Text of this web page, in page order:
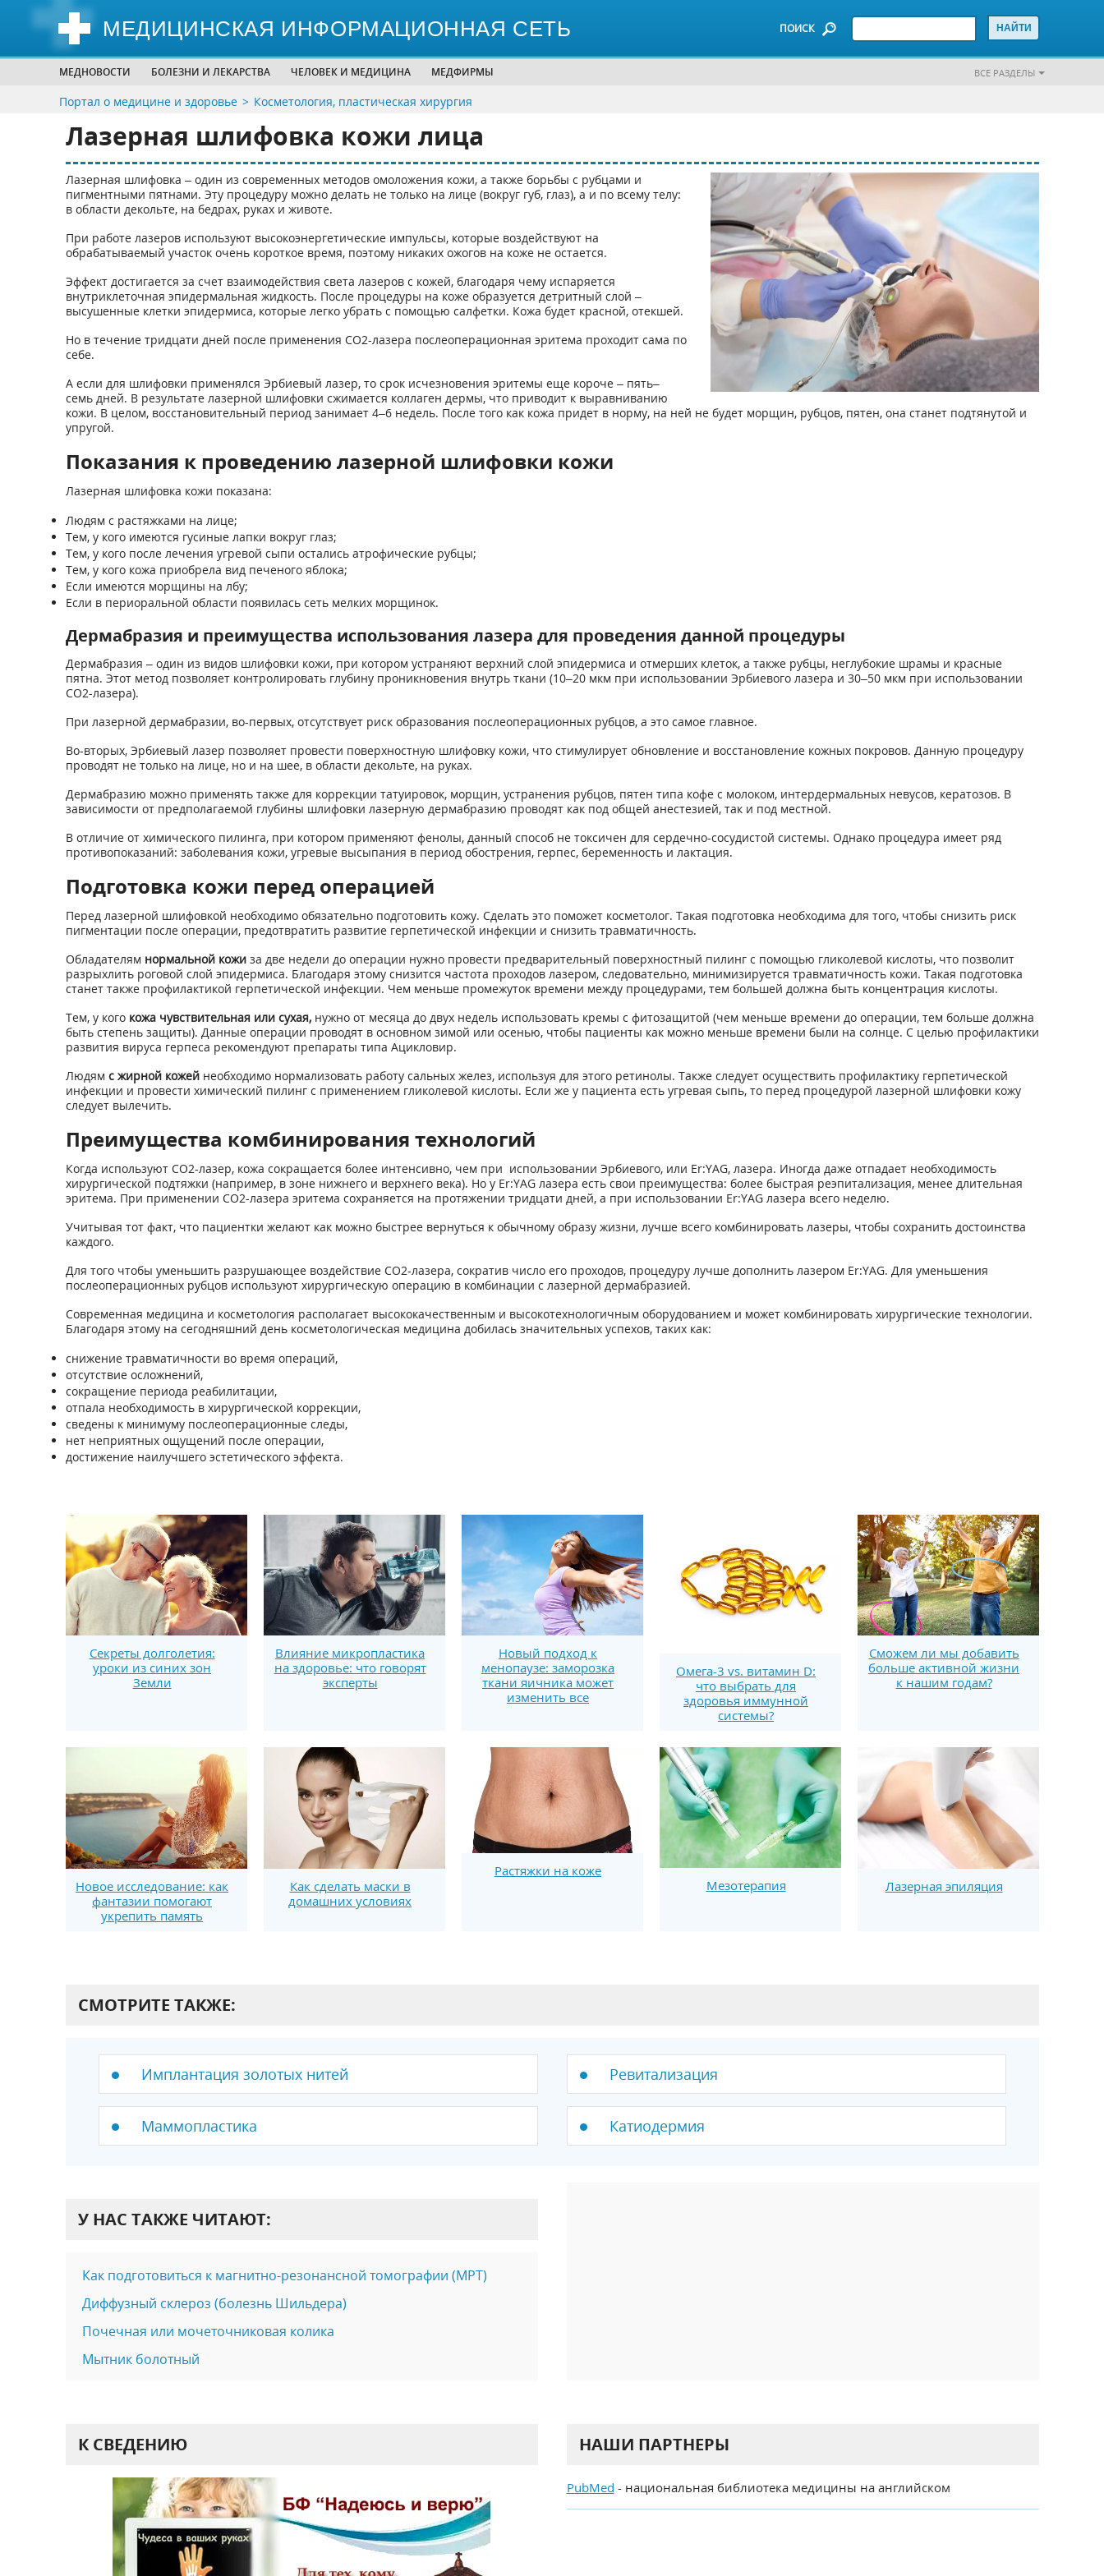
МЕДИЦИНСКАЯ ИНФОРМАЦИОННАЯ СЕТЬ ПОИСК
МЕДНОВОСТИ БОЛЕЗНИ И ЛЕКАРСТВА ЧЕЛОВЕК И МЕДИЦИНА МЕДФИРМЫ ВСЕ РАЗДЕЛЫ
Портал о медицине и здоровье Косметология, пластическая хирургия
Лазерная шлифовка кожи лица
Лазерная шлифовка – один из современных методов омоложения кожи, а также борьбы с рубцами и
пигментными пятнами. Эту процедуру можно делать не только на лице (вокруг губ, глаз), а и по всему телу:
в области декольте, на бедрах, руках и животе.
При работе лазеров используют высокоэнергетические импульсы, которые воздействуют на
обрабатываемый участок очень короткое время, поэтому никаких ожогов на коже не остается.
Эффект достигается за счет взаимодействия света лазеров с кожей, благодаря чему испаряется
внутриклеточная эпидермальная жидкость. После процедуры на коже образуется детритный слой –
высушенные клетки эпидермиса, которые легко убрать с помощью салфетки. Кожа будет красной, отекшей.
Но в течение тридцати дней после применения СО2-лазера послеоперационная эритема проходит сама по
себе.
А если для шлифовки применялся Эрбиевый лазер, то срок исчезновения эритемы еще короче – пять–
семь дней. В результате лазерной шлифовки сжимается коллаген дермы, что приводит к выравниванию
кожи. В целом, восстановительный период занимает 4–6 недель. После того как кожа придет в норму, на ней не будет морщин, рубцов, пятен, она станет подтянутой и
упругой.
Показания к проведению лазерной шлифовки кожи
Лазерная шлифовка кожи показана:
Людям с растяжками на лице;
Тем, у кого имеются гусиные лапки вокруг глаз;
Тем, у кого после лечения угревой сыпи остались атрофические рубцы;
Тем, у кого кожа приобрела вид печеного яблока;
Если имеются морщины на лбу;
Если в периоральной области появилась сеть мелких морщинок.
Дермабразия и преимущества использования лазера для проведения данной процедуры
Дермабразия – один из видов шлифовки кожи, при котором устраняют верхний слой эпидермиса и отмерших клеток, а также рубцы, неглубокие шрамы и красные
пятна. Этот метод позволяет контролировать глубину проникновения внутрь ткани (10–20 мкм при использовании Эрбиевого лазера и 30–50 мкм при использовании
СО2-лазера).
При лазерной дермабразии, во-первых, отсутствует риск образования послеоперационных рубцов, а это самое главное.
Во-вторых, Эрбиевый лазер позволяет провести поверхностную шлифовку кожи, что стимулирует обновление и восстановление кожных покровов. Данную процедуру
проводят не только на лице, но и на шее, в области декольте, на руках.
Дермабразию можно применять также для коррекции татуировок, морщин, устранения рубцов, пятен типа кофе с молоком, интердермальных невусов, кератозов. В
зависимости от предполагаемой глубины шлифовки лазерную дермабразию проводят как под общей анестезией, так и под местной.
В отличие от химического пилинга, при котором применяют фенолы, данный способ не токсичен для сердечно-сосудистой системы. Однако процедура имеет ряд
противопоказаний: заболевания кожи, угревые высыпания в период обострения, герпес, беременность и лактация.
Подготовка кожи перед операцией
Перед лазерной шлифовкой необходимо обязательно подготовить кожу. Сделать это поможет косметолог. Такая подготовка необходима для того, чтобы снизить риск
пигментации после операции, предотвратить развитие герпетической инфекции и снизить травматичность.
Обладателям нормальной кожиза две недели до операции нужно провести предварительный поверхностный пилинг с помощью гликолевой кислоты, что позволит
разрыхлить роговой слой эпидермиса. Благодаря этому снизится частота проходов лазером, следовательно, минимизируется травматичность кожи. Такая подготовка
станет также профилактикой герпетической инфекции. Чем меньше промежуток времени между процедурами, тем большей должна быть концентрация кислоты.
Тем, у кого кожа чувствительная или сухая,нужно от месяца до двух недель использовать кремы с фитозащитой (чем меньше времени до операции, тем больше должна
быть степень защиты). Данные операции проводят в основном зимой или осенью, чтобы пациенты как можно меньше времени были на солнце. С целью профилактики
развития вируса герпеса рекомендуют препараты типа Ацикловир.
Людям с жирной кожейнеобходимо нормализовать работу сальных желез, используя для этого ретинолы. Также следует осуществить профилактику герпетической
инфекции и провести химический пилинг с применением гликолевой кислоты. Если же у пациента есть угревая сыпь, то перед процедурой лазерной шлифовки кожу
следует вылечить.
Преимущества комбинирования технологий
Когда используют СО2-лазер, кожа сокращается более интенсивно, чем при использовании Эрбиевого, или Er:YAG, лазера. Иногда даже отпадает необходимость
хирургической подтяжки (например, в зоне нижнего и верхнего века). Но у Er:YAG лазера есть свои преимущества: более быстрая реэпитализация, менее длительная
эритема. При применении СО2-лазера эритема сохраняется на протяжении тридцати дней, а при использовании Er:YAG лазера всего неделю.
Учитывая тот факт, что пациентки желают как можно быстрее вернуться к обычному образу жизни, лучше всего комбинировать лазеры, чтобы сохранить достоинства
каждого.
Для того чтобы уменьшить разрушающее воздействие СО2-лазера, сократив число его проходов, процедуру лучше дополнить лазером Er:YAG. Для уменьшения
послеоперационных рубцов используют хирургическую операцию в комбинации с лазерной дермабразией.
Современная медицина и косметология располагает высококачественным и высокотехнологичным оборудованием и может комбинировать хирургические технологии.
Благодаря этому на сегодняшний день косметологическая медицина добилась значительных успехов, таких как:
снижение травматичности во время операций,
отсутствие осложнений,
сокращение периода реабилитации,
отпала необходимость в хирургической коррекции,
сведены к минимуму послеоперационные следы,
нет неприятных ощущений после операции,
достижение наилучшего эстетического эффекта.
Секреты долголетия:
уроки из синих зон
Земли
Влияние микропластика
на здоровье: что говорят
эксперты
Новый подход к
менопаузе: заморозка
ткани яичника может
изменить все
Омега-3 vs. витамин D:
что выбрать для
здоровья иммунной
системы?
Сможем ли мы добавить
больше активной жизни
к нашим годам?
Новое исследование: как
фантазии помогают
укрепить память
Как сделать маски в
домашних условиях
Растяжки на коже
Мезотерапия
Лазерная эпиляция
СМОТРИТЕ ТАКЖЕ:
Имплантация золотых нитей Ревитализация
Маммопластика Катиодермия
У НАС ТАКЖЕ ЧИТАЮТ:
Как подготовиться к магнитно-резонансной томографии (МРТ)
Диффузный склероз (болезнь Шильдера)
Почечная или мочеточниковая колика
Мытник болотный
К СВЕДЕНИЮ НАШИ ПАРТНЕРЫ
PubMed - национальная библиотека медицины на английском